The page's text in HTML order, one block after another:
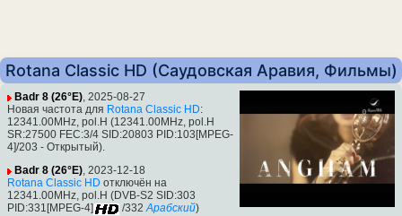
Rotana Classic HD (Саудовская Аравия, Фильмы)
Badr 8 (26°E), 2025-08-27
Новая частота для Rotana Classic HD:
12341.00MHz, pol.H (12341.00MHz, pol.H
SR:27500 FEC:3/4 SID:20803 PID:103[MPEG-
4]/203 - Открытый).
Badr 8 (26°E), 2023-12-18
Rotana Classic HD отключён на
12341.00MHz, pol.H (DVB-S2 SID:303
PID:331[MPEG-4]
/332 Арабский)